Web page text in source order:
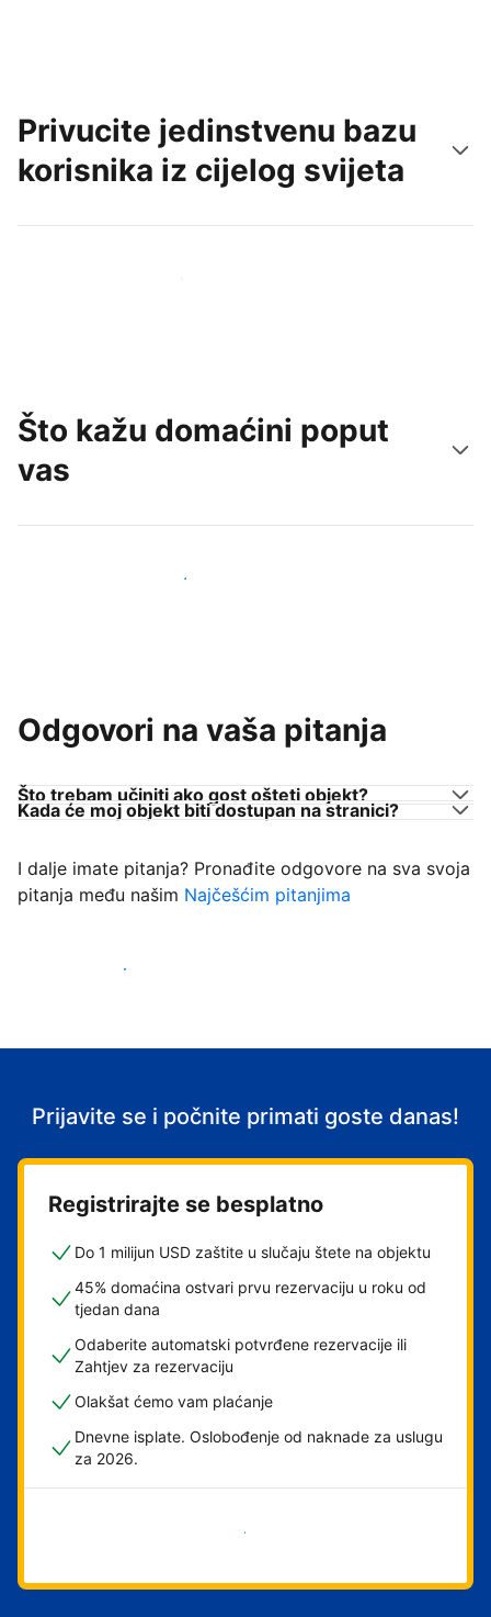
Privucite jedinstvenu bazu
korisnika iz cijelog svijeta
Doprite do novih gostiju već danas
Što kažu domaćini poput
vas
Pridružite se domaćinima poput vas
Odgovori na vaša pitanja
Što trebam učiniti ako gost ošteti objekt?
Kada će moj objekt biti dostupan na stranici?
I dalje imate pitanja? Pronađite odgovore na sva svoja
pitanja među našim Najčešćim pitanjima
Počnite primati goste
Prijavite se i počnite primati goste danas!
Registrirajte se besplatno
Do 1 milijun USD zaštite u slučaju štete na objektu
45% domaćina ostvari prvu rezervaciju u roku od
tjedan dana
Odaberite automatski potvrđene rezervacije ili
Zahtjev za rezervaciju
Olakšat ćemo vam plaćanje
Dnevne isplate. Oslobođenje od naknade za uslugu
za 2026.
Započni odmah